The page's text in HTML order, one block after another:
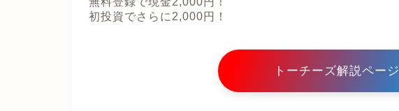
初投資でさらに2,000円！
トーチーズ解説ページ